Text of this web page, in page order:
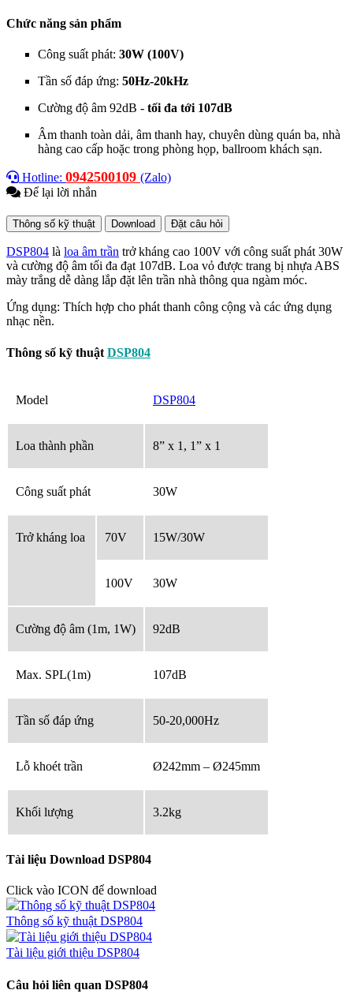
Chức năng sản phẩm
Công suất phát: 30W (100V)
Tần số đáp ứng: 50Hz-20kHz
Cường độ âm 92dB - tối đa tới 107dB
Âm thanh toàn dải, âm thanh hay, chuyên dùng quán ba, nhà
hàng cao cấp hoặc trong phòng họp, ballroom khách sạn.
Hotline: 0942500109 (Zalo)
Để lại lời nhắn
Thông số kỹ thuật Download Đặt câu hỏi
DSP804 là loa âm trần trở kháng cao 100V với công suất phát 30W
và cường độ âm tối đa đạt 107dB. Loa vỏ được trang bị nhựa ABS
mày trắng dễ dàng lắp đặt lên trần nhà thông qua ngàm móc.
Ứng dụng: Thích hợp cho phát thanh công cộng và các ứng dụng
nhạc nền.
Thông số kỹ thuật DSP804
Model DSP804
Loa thành phần 8” x 1, 1” x 1
Công suất phát 30W
Trở kháng loa 70V 15W/30W
100V 30W
Cường độ âm (1m, 1W) 92dB
Max. SPL(1m) 107dB
Tần số đáp ứng 50-20,000Hz
Lỗ khoét trần Ø242mm – Ø245mm
Khối lượng 3.2kg
Tài liệu Download DSP804
Click vào ICON để download
Thông số kỹ thuật DSP804
Tài liệu giới thiệu DSP804
Câu hỏi liên quan DSP804